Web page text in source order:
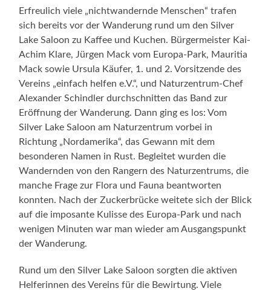
Erfreulich viele „nichtwandernde Menschen“ trafen
sich bereits vor der Wanderung rund um den Silver
Lake Saloon zu Kaffee und Kuchen. Bürgermeister Kai-
Achim Klare, Jürgen Mack vom Europa-Park, Mauritia
Mack sowie Ursula Käufer, 1. und 2. Vorsitzende des
Vereins „einfach helfen e.V.“, und Naturzentrum-Chef
Alexander Schindler durchschnitten das Band zur
Eröffnung der Wanderung. Dann ging es los: Vom
Silver Lake Saloon am Naturzentrum vorbei in
Richtung „Nordamerika“, das Gewann mit dem
besonderen Namen in Rust. Begleitet wurden die
Wandernden von den Rangern des Naturzentrums, die
manche Frage zur Flora und Fauna beantworten
konnten. Nach der Zuckerbrücke weitete sich der Blick
auf die imposante Kulisse des Europa-Park und nach
wenigen Minuten war man wieder am Ausgangspunkt
der Wanderung.
Rund um den Silver Lake Saloon sorgten die aktiven
Helferinnen des Vereins für die Bewirtung. Viele